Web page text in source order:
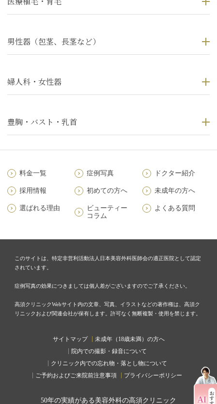
男性器（包茎、長茎など）
婦人科・女性器
豊胸・バスト・乳首
料金一覧 症例写真 ドクター紹介
採用情報 初めての方へ 未成年の方へ
選ばれる理由
ビューティー
コラム
よくある質問
このサイトは、特定非営利活動法人日本美容外科医師会の適正医院として認定
されています。
症例写真の効果につきましては個人差がございますのでご了承ください。
高須クリニックWebサイト内の文章、写真、イラストなどの著作権は、高須ク
リニックおよび関連会社が保有します。許可なく無断複製・使用を禁じます。
サイトマップ
未成年（18歳未満）の方へ
院内での撮影・録音について
クリニック内での忘れ物・落とし物について
ご予約およびご来院前注意事項
プライバシーポリシー
50年の実績がある美容外科の高須クリニック